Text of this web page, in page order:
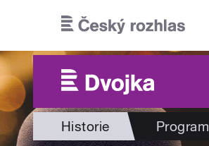
Historie Program